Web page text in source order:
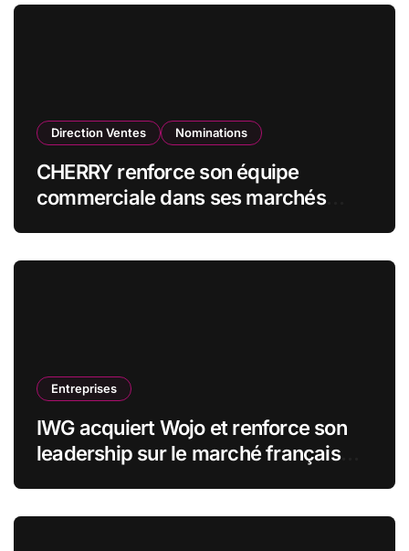
Direction Ventes Nominations
CHERRY renforce son équipe
commerciale dans ses marchés
Entreprises
IWG acquiert Wojo et renforce son
leadership sur le marché français